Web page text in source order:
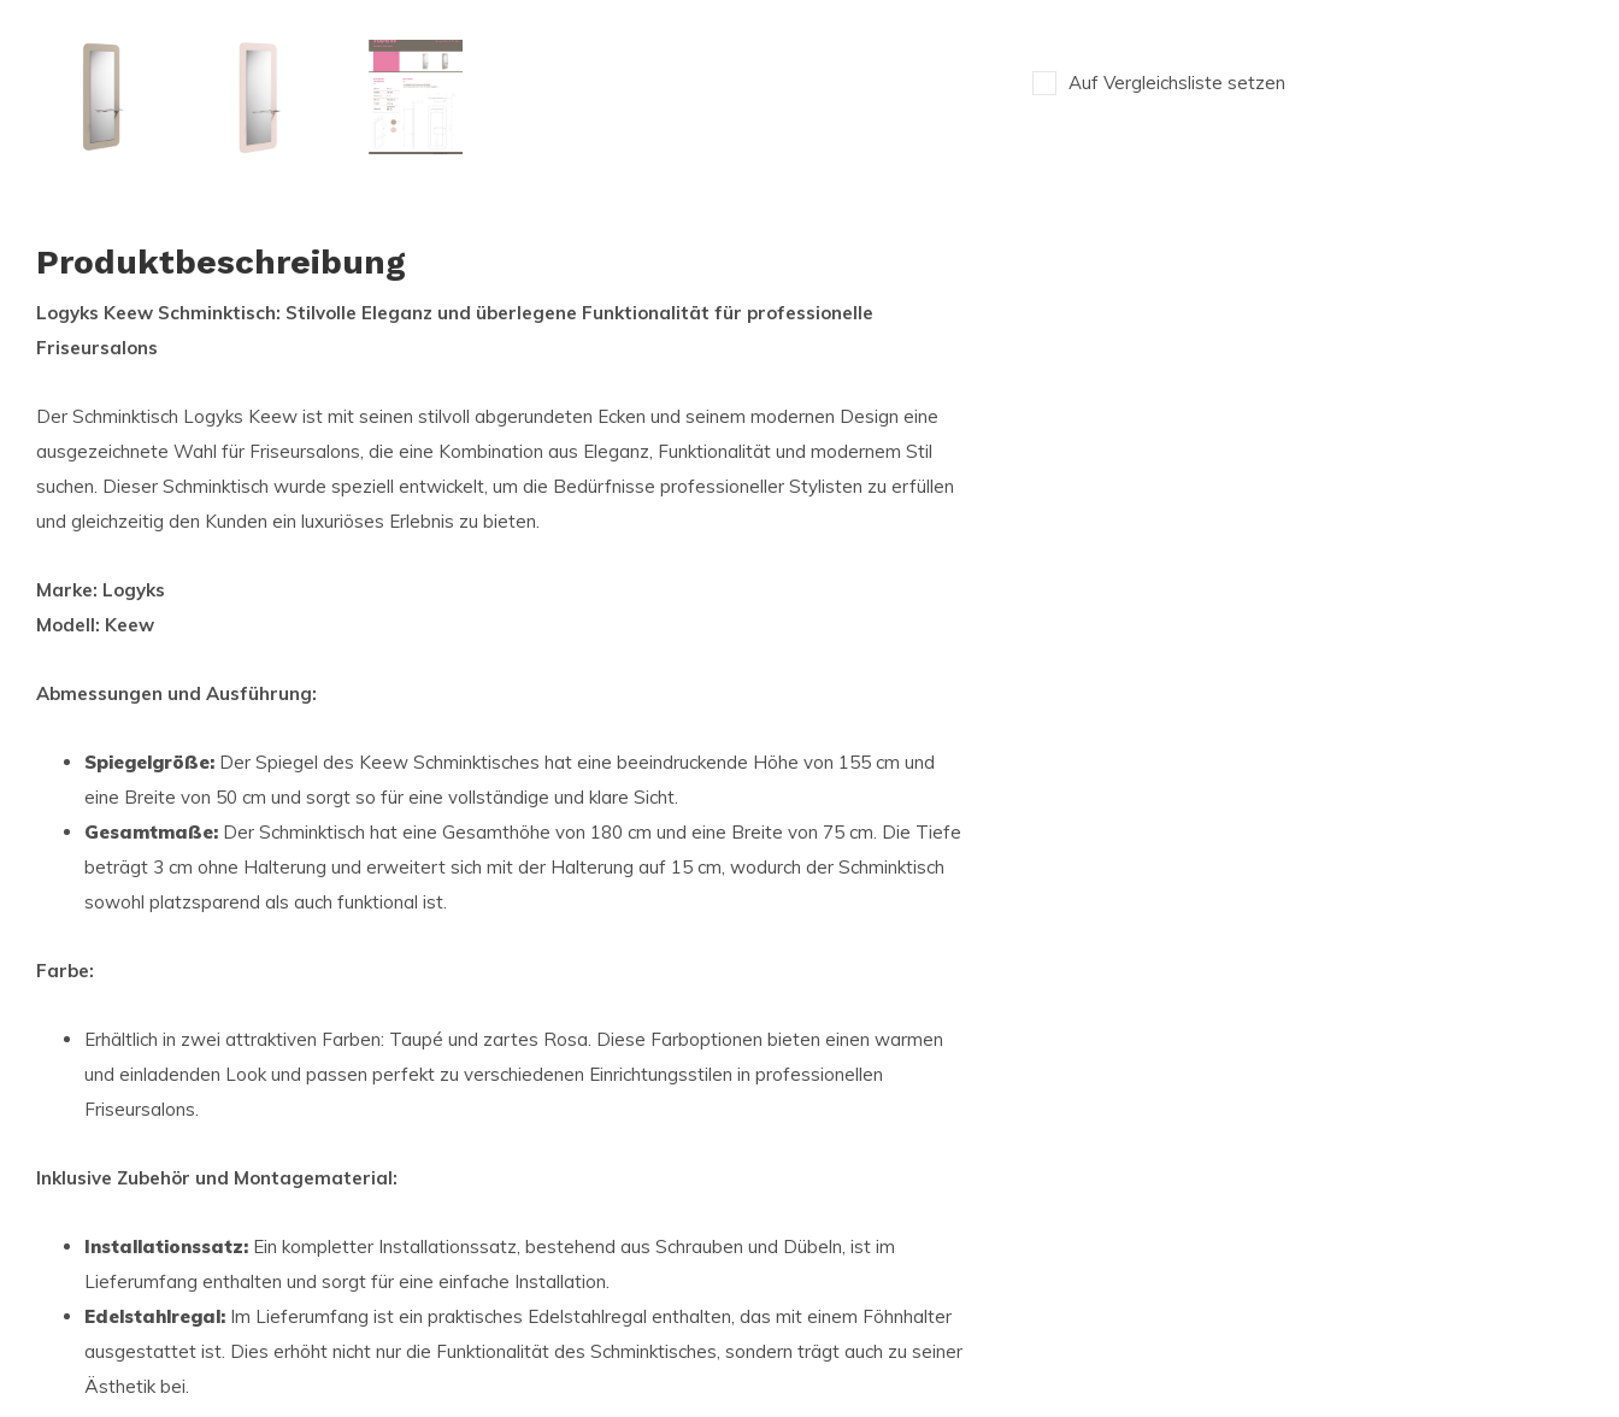
Auf Vergleichsliste setzen
Produktbeschreibung
Logyks Keew Schminktisch: Stilvolle Eleganz und überlegene Funktionalität für professionelle
Friseursalons
Der Schminktisch Logyks Keew ist mit seinen stilvoll abgerundeten Ecken und seinem modernen Design eine
ausgezeichnete Wahl für Friseursalons, die eine Kombination aus Eleganz, Funktionalität und modernem Stil
suchen. Dieser Schminktisch wurde speziell entwickelt, um die Bedürfnisse professioneller Stylisten zu erfüllen
und gleichzeitig den Kunden ein luxuriöses Erlebnis zu bieten.
Marke: Logyks
Modell: Keew
Abmessungen und Ausführung:
Spiegelgröße: Der Spiegel des Keew Schminktisches hat eine beeindruckende Höhe von 155 cm und
eine Breite von 50 cm und sorgt so für eine vollständige und klare Sicht.
Gesamtmaße: Der Schminktisch hat eine Gesamthöhe von 180 cm und eine Breite von 75 cm. Die Tiefe
beträgt 3 cm ohne Halterung und erweitert sich mit der Halterung auf 15 cm, wodurch der Schminktisch
sowohl platzsparend als auch funktional ist.
Farbe:
Erhältlich in zwei attraktiven Farben: Taupé und zartes Rosa. Diese Farboptionen bieten einen warmen
und einladenden Look und passen perfekt zu verschiedenen Einrichtungsstilen in professionellen
Friseursalons.
Inklusive Zubehör und Montagematerial:
Installationssatz: Ein kompletter Installationssatz, bestehend aus Schrauben und Dübeln, ist im
Lieferumfang enthalten und sorgt für eine einfache Installation.
Edelstahlregal: Im Lieferumfang ist ein praktisches Edelstahlregal enthalten, das mit einem Föhnhalter
ausgestattet ist. Dies erhöht nicht nur die Funktionalität des Schminktisches, sondern trägt auch zu seiner
Ästhetik bei.